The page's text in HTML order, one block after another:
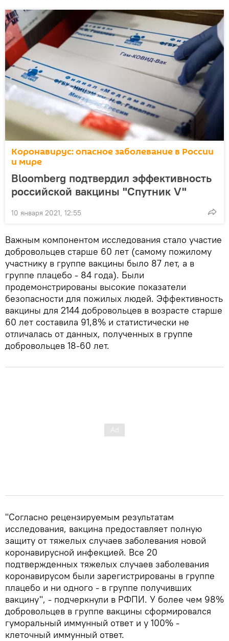
Коронавирус: опасное заболевание в России
и мире
Bloomberg подтвердил эффективность
российской вакцины "Спутник V"
10 января 2021, 12:55
Важным компонентом исследования стало участие
добровольцев старше 60 лет (самому пожилому
участнику в группе вакцины было 87 лет, а в
группе плацебо - 84 года). Были
продемонстрированы высокие показатели
безопасности для пожилых людей. Эффективность
вакцины для 2144 добровольцев в возрасте старше
60 лет составила 91,8% и статистически не
отличалась от данных, полученных в группе
добровольцев 18-60 лет.
"Согласно рецензируемым результатам
исследования, вакцина предоставляет полную
защиту от тяжелых случаев заболевания новой
коронавирусной инфекцией. Все 20
подтвержденных тяжелых случаев заболевания
коронавирусом были зарегистрированы в группе
плацебо и ни одного - в группе получивших
вакцину", - подчеркнули в РФПИ. У более чем 98%
добровольцев в группе вакцины сформировался
гуморальный иммунный ответ и у 100% -
клеточный иммунный ответ.